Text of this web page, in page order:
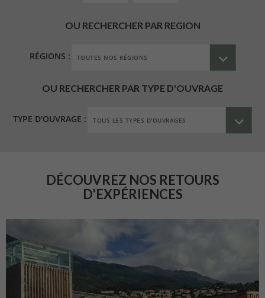
OU RECHERCHER PAR REGION
RÉGIONS :
OU RECHERCHER PAR TYPE D'OUVRAGE
TYPE D'OUVRAGE :
DÉCOUVREZ NOS RETOURS
D'EXPÉRIENCES